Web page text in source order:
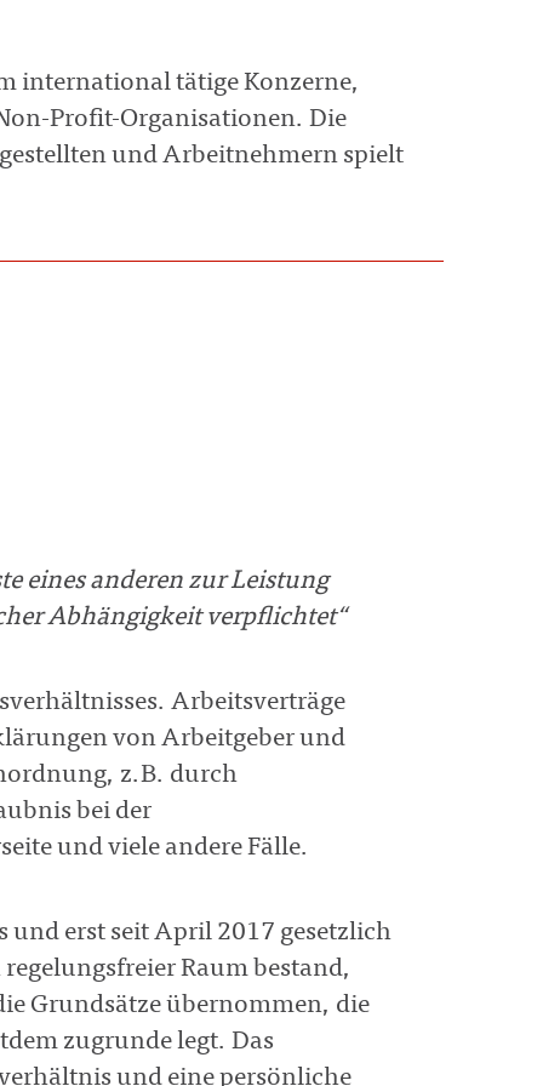
international tätige Konzerne,
Profit-Organisationen. Die
und Arbeitnehmern spielt
eines anderen zur Leistung
Abhängigkeit verpflichtet“
Arbeitsverträge
von Arbeitgeber und
z.B. durch
bei der
und viele andere Fälle.
und erst seit April 2017 gesetzlich
Raum bestand,
Grundsätze übernommen, die
zugrunde legt. Das
und eine persönliche